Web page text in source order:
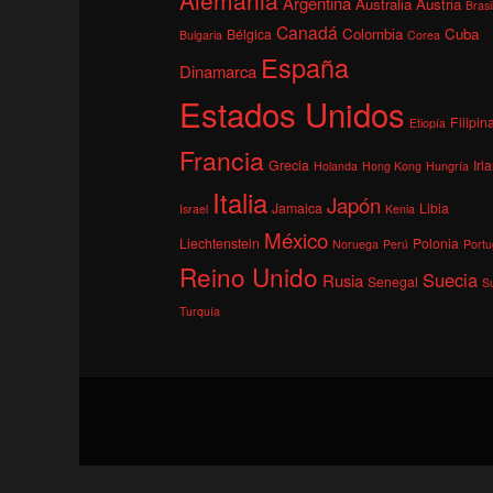
Brasil
Bulgaria Bélgica Canadá Colombia Corea Cuba
Dinamarca España
Estados Unidos Etiopía
Francia Grecia Holanda Hong Kong Hungría
Israel Italia Jamaica Japón Kenia Libia
Liechtenstein México Noruega Perú Polonia
Reino Unido Rusia Senegal Suecia
Turquía